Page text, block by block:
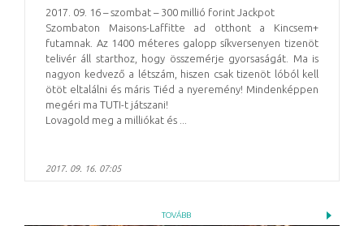
2017. 09. 16 – szombat – 300 millió forint Jackpot
Szombaton Maisons-Laffitte ad otthont a Kincsem+
futamnak. Az 1400 méteres galopp síkversenyen tizenöt
telivér áll starthoz, hogy összemérje gyorsaságát. Ma is
nagyon kedvező a létszám, hiszen csak tizenöt lóból kell
ötöt eltalálni és máris Tiéd a nyeremény! Mindenképpen
megéri ma TUTI-t játszani!
Lovagold meg a milliókat és ...
2017. 09. 16. 07:05
TOVÁBB